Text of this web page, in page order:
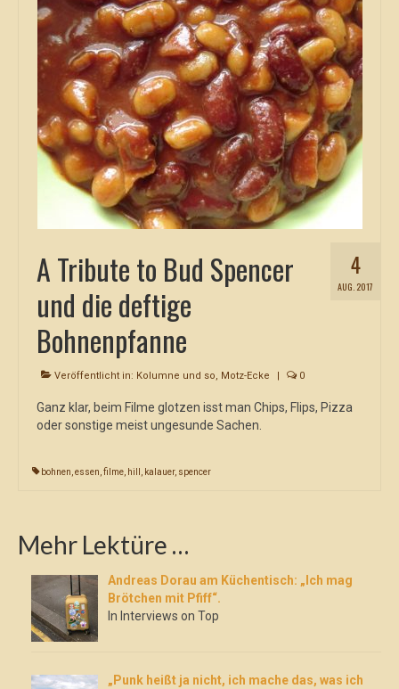
4
AUG. 2017
A Tribute to Bud Spencer
und die deftige
Bohnenpfanne
Veröffentlicht in: Kolumne und so, Motz-Ecke | 0
Ganz klar, beim Filme glotzen isst man Chips, Flips, Pizza
oder sonstige meist ungesunde Sachen.
bohnen essen filme hill kalauer, spencer
Mehr Lektüre …
Andreas Dorau am Küchentisch: „Ich mag
Brötchen mit Pfiff“.
In Interviews on Top
„Punk heißt ja nicht, ich mache das, was ich